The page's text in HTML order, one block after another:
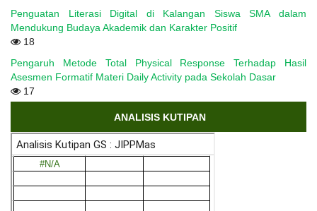
Penguatan Literasi Digital di Kalangan Siswa SMA dalam
Mendukung Budaya Akademik dan Karakter Positif
18
Pengaruh Metode Total Physical Response Terhadap Hasil
Asesmen Formatif Materi Daily Activity pada Sekolah Dasar
17
ANALISIS KUTIPAN